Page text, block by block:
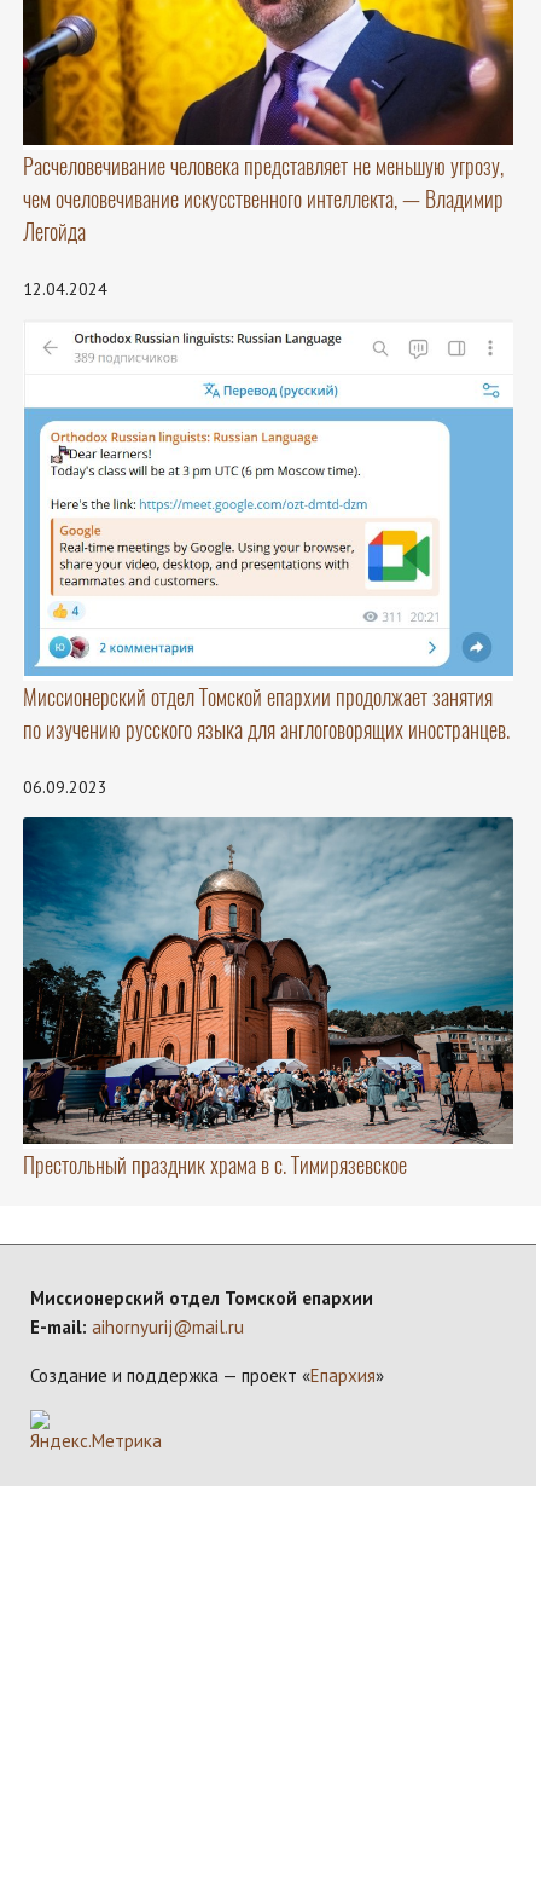
Расчеловечивание человека представляет не меньшую угрозу,
чем очеловечивание искусственного интеллекта, — Владимир
Легойда
12.04.2024
Миссионерский отдел Томской епархии продолжает занятия
по изучению русского языка для англоговорящих иностранцев.
06.09.2023
Престольный праздник храма в с. Тимирязевское
Миссионерский отдел Томской епархии
E-mail: aihornyurij@mail.ru
Создание и поддержка — проект «Епархия»